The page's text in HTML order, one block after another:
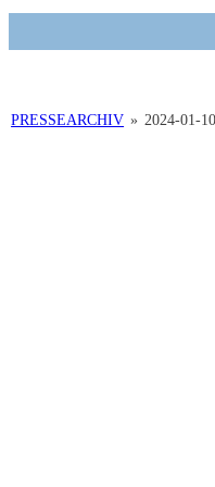
PRESSEARCHIV » 2024-01-